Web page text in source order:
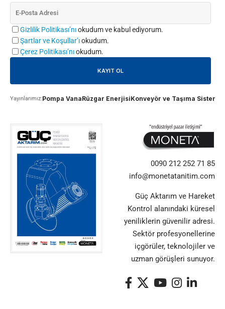
Gizlilik Politikası’nıokudum ve kabul ediyorum.
Şartlar ve Koşullar’ıokudum.
Çerez Politikası’nıokudum.
Yayınlarımız:Pompa VanaRüzgar EnerjisiKonveyör ve Taşıma
0090 212 252 71 85
info@monetatanitim.com
Güç Aktarım ve Hareket
Kontrol alanındaki küresel
yeniliklerin güvenilir adresi.
Sektör profesyonellerine
içgörüler, teknolojiler ve
uzman görüşleri sunuyor.